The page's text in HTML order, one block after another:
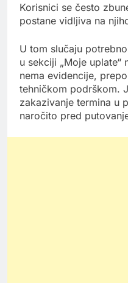
Korisnici se često
postane vidljiva na
U tom slučaju
u sekciji „Moje
nema evidencije,
tehničkom podrškom.
zakazivanje termina u
naročito pred